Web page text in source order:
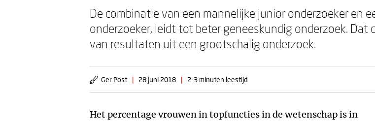
De combinatie van een mannelijke junior onderzoeker en
onderzoeker, leidt tot beter geneeskundig onderzoek. Dat
van resultaten uit een grootschalig onderzoek.
Ger Post | 28 juni 2018 | 2-3 minuten leestijd
Het percentage vrouwen in topfuncties in de wetenschap is in